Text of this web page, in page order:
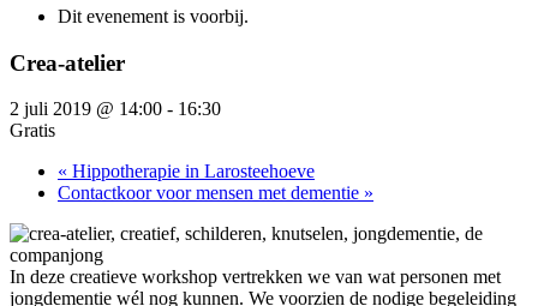
Dit evenement is voorbij.
Crea-atelier
2 juli 2019 @ 14:00 - 16:30
Gratis
« Hippotherapie in Larosteehoeve
Contactkoor voor mensen met dementie »
In deze creatieve workshop vertrekken we van wat personen met
jongdementie wél nog kunnen. We voorzien de nodige begeleiding